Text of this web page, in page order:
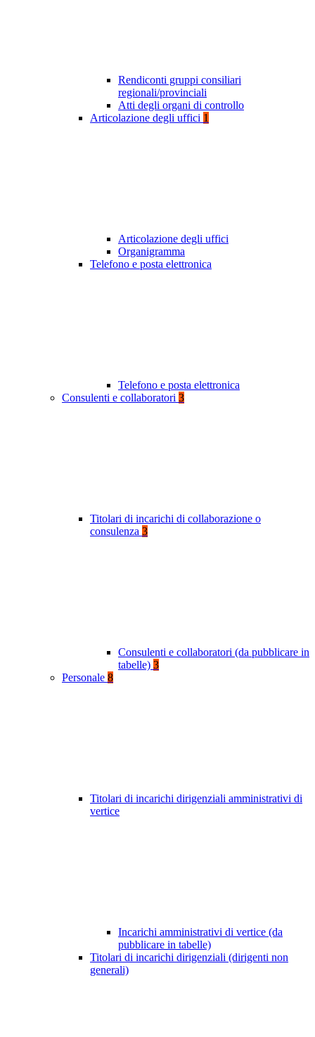
Rendiconti gruppi consiliari
regionali/provinciali
Atti degli organi di controllo
Articolazione degli uffici 1
Articolazione degli uffici
Organigramma
Telefono e posta elettronica
Telefono e posta elettronica
Consulenti e collaboratori 3
Titolari di incarichi di collaborazione o
consulenza 3
Consulenti e collaboratori (da pubblicare in
tabelle) 3
Personale 8
Titolari di incarichi dirigenziali amministrativi di
vertice
Incarichi amministrativi di vertice (da
pubblicare in tabelle)
Titolari di incarichi dirigenziali (dirigenti non
generali)